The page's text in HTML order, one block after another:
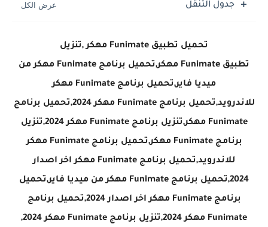
جدول التنقل
تحميل تطبيق Funimate مهكر ,تنزيل
تطبيق Funimate مهكر,تحميل برنامج Funimate مهكر من
ميديا فاير,تحميل برنامج Funimate مهكر
للاندرويد,تحميل برنامج Funimate مهكر 2024,تحميل برنامج
Funimate مهكر,تنزيل برنامج Funimate مهكر 2024,تنزيل
برنامج Funimate مهكر,تحميل برنامج Funimate مهكر
للاندرويد,تحميل برنامج Funimate مهكر اخر اصدار
2024,تحميل برنامج Funimate مهكر من ميديا فاير,تحميل
برنامج Funimate مهكر اخر اصدار 2024,تحميل برنامج
Funimate مهكر 2024,تنزيل برنامج Funimate مهكر 2024,